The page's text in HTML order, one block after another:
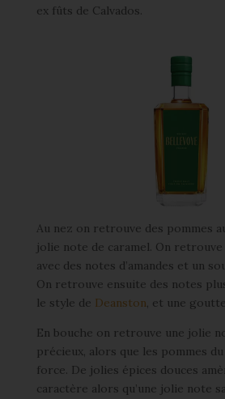
ex fûts de Calvados.
Au nez on retrouve des pommes
jolie note de caramel. On retrouve
avec des notes d’amandes et un
On retrouve ensuite des notes
le style de Deanston, et une
En bouche on retrouve une jolie
précieux, alors que les pommes
force. De jolies épices douces
caractère alors qu’une jolie note